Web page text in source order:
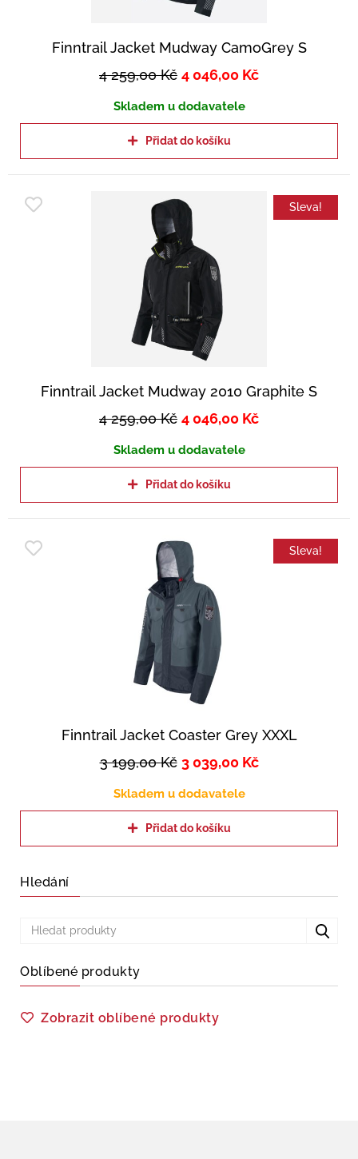
Finntrail Jacket Mudway CamoGrey S
4 259,00Kč 4 046,00 Kč
Skladem u dodavatele
Přidat do košíku
Sleva!
Finntrail Jacket Mudway 2010 Graphite S
4 259,00Kč 4 046,00 Kč
Skladem u dodavatele
Přidat do košíku
Sleva!
Finntrail Jacket Coaster Grey XXXL
3 199,00Kč 3 039,00 Kč
Skladem u dodavatele
Přidat do košíku
Hledání
Oblíbené produkty
Zobrazit oblíbené produkty